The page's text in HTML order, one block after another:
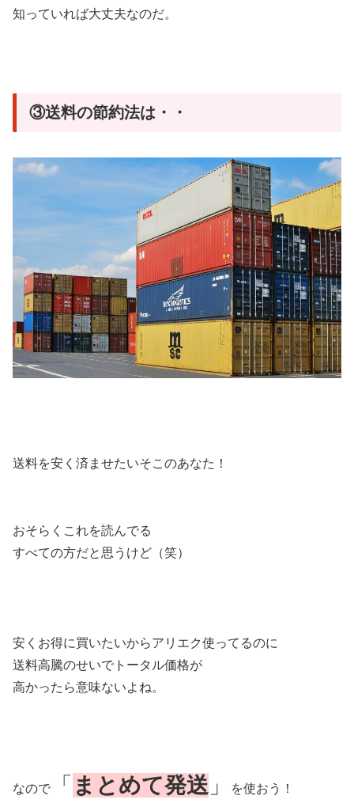
知っていれば大丈夫なのだ。
③送料の節約法は・・
送料を安く済ませたいそこのあなた！
おそらくこれを読んでる
すべての方だと思うけど（笑）
安くお得に買いたいからアリエク使ってるのに
送料高騰のせいでトータル価格が
高かったら意味ないよね。
なので 「 まとめて発送」 を使おう！